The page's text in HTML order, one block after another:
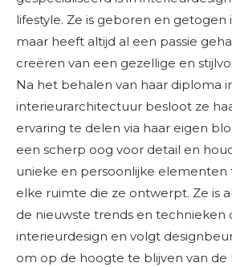
lifestyle. Ze is geboren en getogen
maar heeft altijd al een passie
creëren van een gezellige en
Na het behalen van haar diploma
interieurarchitectuur besloot ze
ervaring te delen via haar eigen
een scherp oog voor detail en
unieke en persoonlijke elementen
elke ruimte die ze ontwerpt. Ze is
de nieuwste trends en technieken
interieurdesign en volgt
om op de hoogte te blijven van de